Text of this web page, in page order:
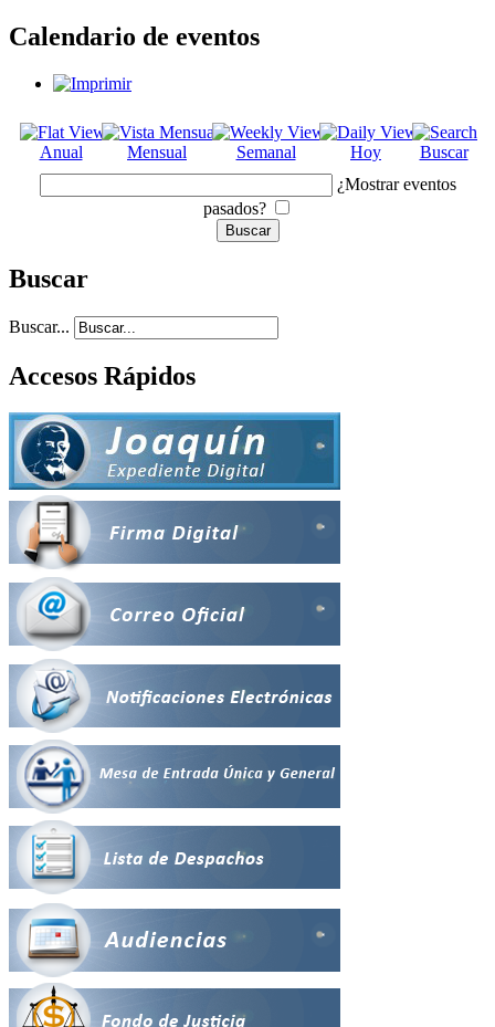
Calendario de eventos
Anual Mensual Semanal Hoy
Buscar
¿Mostrar eventos
pasados?
Buscar
Buscar...
Accesos Rápidos